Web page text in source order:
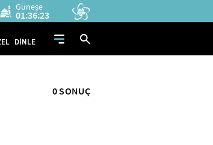
Güneşe
01:36:23
DİNLE
0 SONUÇ